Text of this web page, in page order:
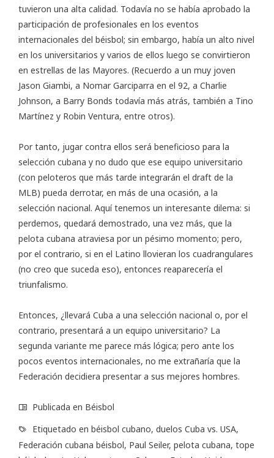
tuvieron una alta calidad. Todavía no se había aprobado la
participación de profesionales en los eventos
internacionales del béisbol; sin embargo, había un alto nivel
en los universitarios y varios de ellos luego se convirtieron
en estrellas de las Mayores. (Recuerdo a un muy joven
Jason Giambi, a Nomar Garciparra en el 92, a Charlie
Johnson, a Barry Bonds todavía más atrás, también a Tino
Martínez y Robin Ventura, entre otros).
Por tanto, jugar contra ellos será beneficioso para la
selección cubana y no dudo que ese equipo universitario
(con peloteros que más tarde integrarán el draft de la
MLB) pueda derrotar, en más de una ocasión, a la
selección nacional. Aquí tenemos un interesante dilema: si
perdemos, quedará demostrado, una vez más, que la
pelota cubana atraviesa por un pésimo momento; pero,
por el contrario, si en el Latino llovieran los cuadrangulares
(no creo que suceda eso), entonces reaparecería el
triunfalismo.
Entonces, ¿llevará Cuba a una selección nacional o, por el
contrario, presentará a un equipo universitario? La
segunda variante me parece más lógica; pero ante los
pocos eventos internacionales, no me extrañaría que la
Federación decidiera presentar a sus mejores hombres.
Publicada en Béisbol
Etiquetado en béisbol cubano, duelos Cuba vs. USA,
Federación cubana béisbol, Paul Seiler, pelota cubana, tope